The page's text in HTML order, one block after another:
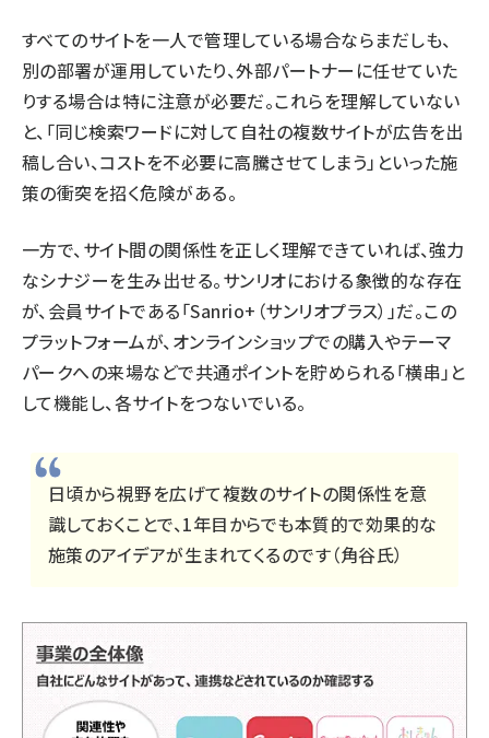
すべてのサイトを一人で管理している場合ならまだしも、
別の部署が運用していたり、外部パートナーに任せていた
りする場合は特に注意が必要だ。これらを理解していない
と、「同じ検索ワードに対して自社の複数サイトが広告を出
稿し合い、コストを不必要に高騰させてしまう」といった施
策の衝突を招く危険がある。
一方で、サイト間の関係性を正しく理解できていれば、強力
なシナジーを生み出せる。サンリオにおける象徴的な存在
が、会員サイトである「Sanrio+（サンリオプラス）」だ。この
プラットフォームが、オンラインショップでの購入やテーマ
パークへの来場などで共通ポイントを貯められる「横串」と
して機能し、各サイトをつないでいる。
日頃から視野を広げて複数のサイトの関係性を意
識しておくことで、1年目からでも本質的で効果的な
施策のアイデアが生まれてくるのです（角谷氏）